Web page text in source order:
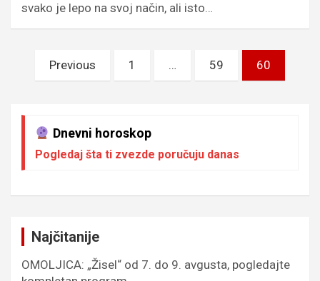
svako je lepo na svoj način, ali isto…
Пагинација
чланака
Previous 1 … 59 60
Dnevni horoskop
Pogledaj šta ti zvezde poručuju danas
Najčitanije
OMOLJICA: „Žisel“ od 7. do 9. avgusta, pogledajte